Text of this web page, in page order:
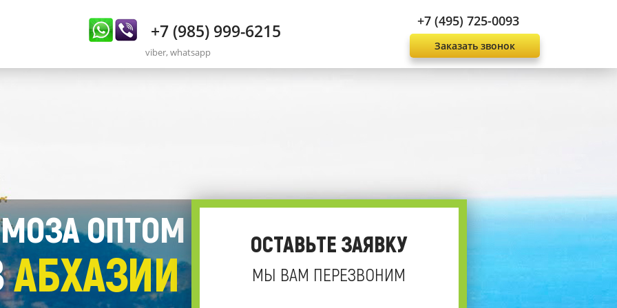
+7 (495) 725-0093
+7 (985) 999-6215
viber, whatsapp Заказать звонок
ОСТАВЬТЕ ЗАЯВКУ
МЫ ВАМ ПЕРЕЗВОНИМ
ОПТОМ
АБХАЗИИ